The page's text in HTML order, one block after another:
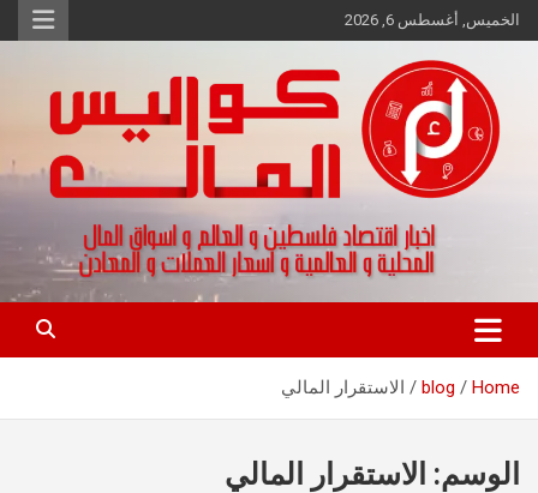
Skip
to
الخميس, أغسطس 6, 2026
كواليس المال
اخبار اقتصاد فلسطين و العالم و تقارير اسواق المال و العملات
Home
blog الاستقرار المالي
الوسم: الاستقرار المالي